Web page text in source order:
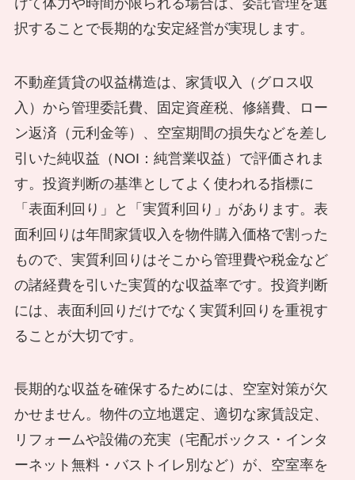
択することで長期的な安定経営が実現します。
不動産賃貸の収益構造は、家賃収入（グロス収
入）から管理委託費、固定資産税、修繕費、ロー
ン返済（元利金等）、空室期間の損失などを差し
引いた純収益（NOI：純営業収益）で評価されま
す。投資判断の基準としてよく使われる指標に
「表面利回り」と「実質利回り」があります。表
面利回りは年間家賃収入を物件購入価格で割った
もので、実質利回りはそこから管理費や税金など
の諸経費を引いた実質的な収益率です。投資判断
には、表面利回りだけでなく実質利回りを重視す
ることが大切です。
長期的な収益を確保するためには、空室対策が欠
かせません。物件の立地選定、適切な家賃設定、
リフォームや設備の充実（宅配ボックス・インタ
ーネット無料・バストイレ別など）が、空室率を